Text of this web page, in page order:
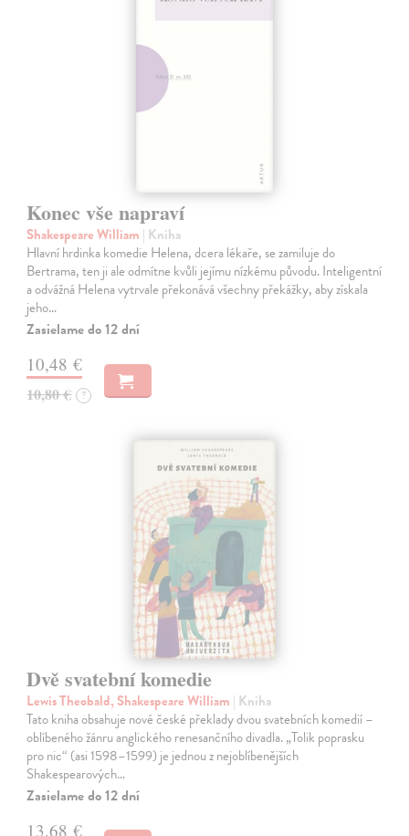
Konec vše napraví
Shakespeare William | Kniha
Hlavní hrdinka komedie Helena, dcera lékaře, se zamiluje do
Bertrama, ten ji ale odmítne kvůli jejímu nízkému původu. Inteligentní
a odvážná Helena vytrvale překonává všechny překážky, aby získala
jeho…
Zasielame do 12 dní
10,48 €
10,80 € ?
Dvě svatební komedie
Lewis Theobald, Shakespeare William | Kniha
Tato kniha obsahuje nové české překlady dvou svatebních komedií –
oblíbeného žánru anglického renesančního divadla. „Tolik poprasku
pro nic“ (asi 1598–1599) je jednou z nejoblíbenějších
Shakespearových…
Zasielame do 12 dní
13,68 €